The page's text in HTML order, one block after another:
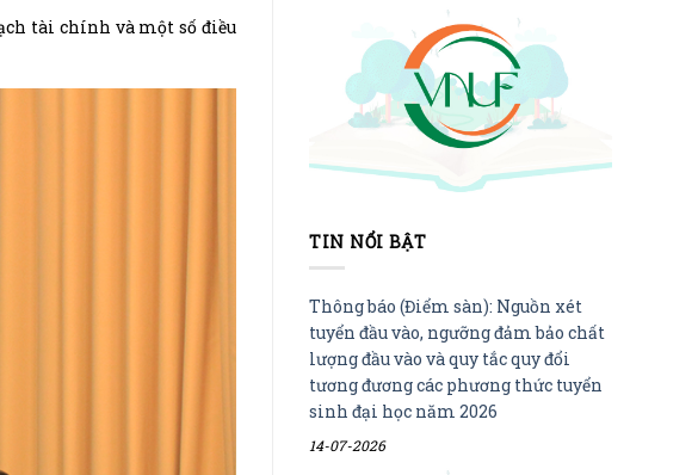
tài chính và một số điều
TIN NỔI BẬT
Thông báo (Điểm sàn): Nguồn xét
tuyển đầu vào, ngưỡng đảm bảo chất
lượng đầu vào và quy tắc quy đổi
tương đương các phương thức tuyển
sinh đại học năm 2026
14-07-2026